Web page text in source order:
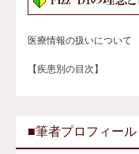
医療情報の扱いについて
【疾患別の目次】
■筆者プロフィール